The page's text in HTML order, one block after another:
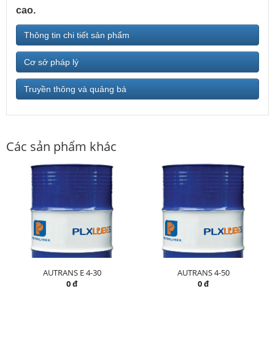
cao.
Thông tin chi tiết sản phẩm
Cơ sở pháp lý
Truyền thông và quảng bá
Các sản phẩm khác
AUTRANS E 4-30
0 đ
AUTRANS 4-50
0 đ